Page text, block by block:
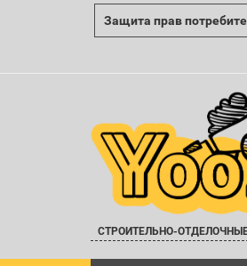
Защита прав
СТРОИТЕЛЬНО-